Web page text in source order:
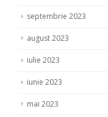
septembrie 2023
august 2023
iulie 2023
iunie 2023
mai 2023